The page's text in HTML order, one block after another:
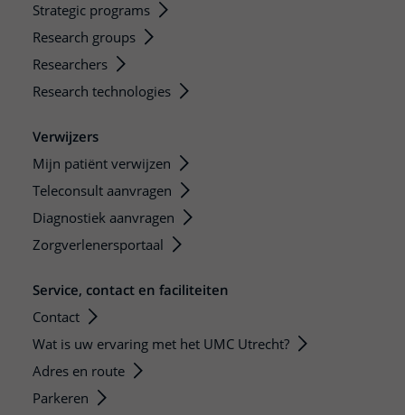
Strategic programs
Research groups
Researchers
Research technologies
Verwijzers
Mijn patiënt verwijzen
Teleconsult aanvragen
Diagnostiek aanvragen
Zorgverlenersportaal
Service, contact en faciliteiten
Contact
Wat is uw ervaring met het UMC Utrecht?
Adres en route
Parkeren